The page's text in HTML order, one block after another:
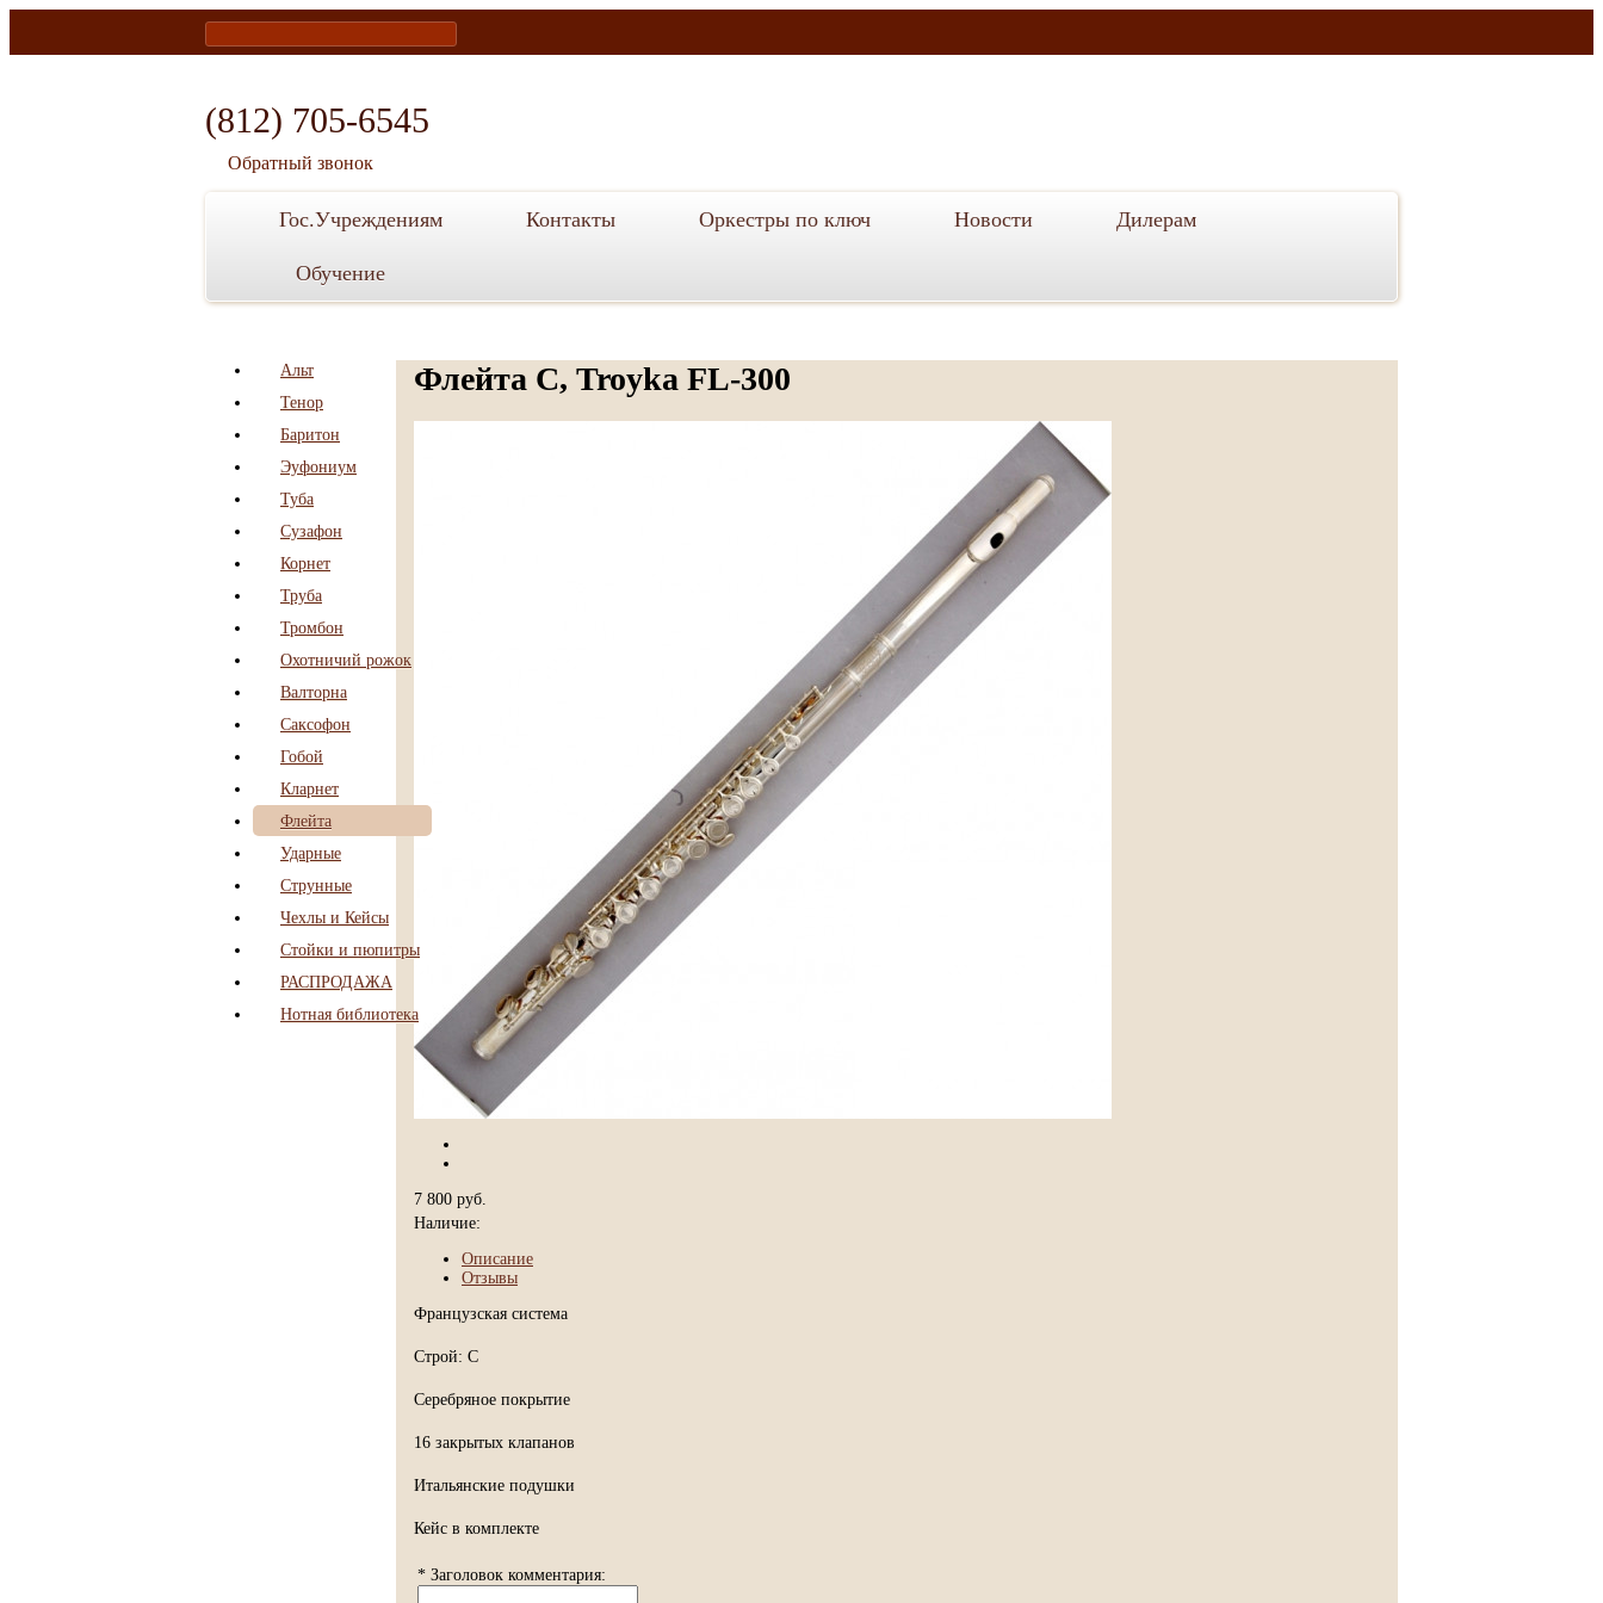
(812) 705-6545
Обратный звонок
Гос.Учреждениям Контакты Оркестры по ключ Новости Дилерам
Обучение
Альт
Тенор
Баритон
Эуфониум
Туба
Сузафон
Корнет
Труба
Тромбон
Охотничий рожок
Валторна
Саксофон
Гобой
Кларнет
Флейта
Ударные
Струнные
Чехлы и Кейсы
Стойки и пюпитры
РАСПРОДАЖА
Нотная библиотека
Флейта С, Troyka FL-300
7 800 руб.
Наличие:
Описание
Отзывы
Французская система
Строй: C
Серебряное покрытие
16 закрытых клапанов
Итальянские подушки
Кейс в комплекте
* Заголовок комментария: